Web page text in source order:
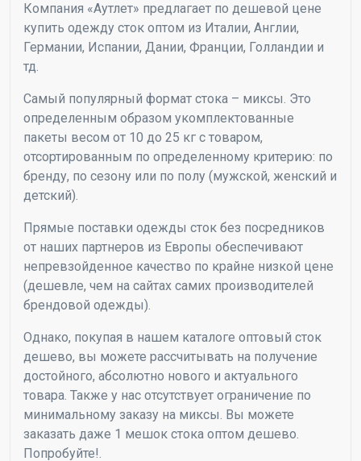
Компания «Аутлет» предлагает по дешевой цене
купить одежду сток оптом из Италии, Англии,
Германии, Испании, Дании, Франции, Голландии и
тд.
Самый популярный формат стока – миксы. Это
определенным образом укомплектованные
пакеты весом от 10 до 25 кг с товаром,
отсортированным по определенному критерию: по
бренду, по сезону или по полу (мужской, женский и
детский).
Прямые поставки одежды сток без посредников
от наших партнеров из Европы обеспечивают
непревзойденное качество по крайне низкой цене
(дешевле, чем на сайтах самих производителей
брендовой одежды).
Однако, покупая в нашем каталоге оптовый сток
дешево, вы можете рассчитывать на получение
достойного, абсолютно нового и актуального
товара. Также у нас отсутствует ограничение по
минимальному заказу на миксы. Вы можете
заказать даже 1 мешок стока оптом дешево.
Попробуйте!.